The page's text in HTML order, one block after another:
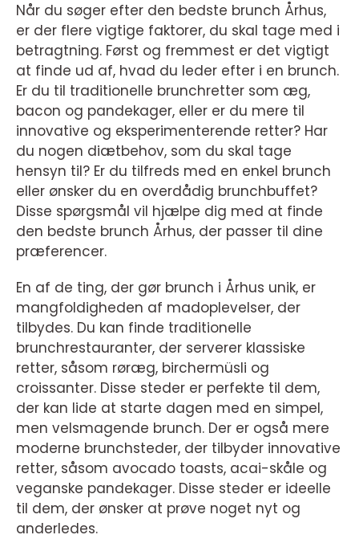
Når du søger efter den bedste brunch Århus,
er der flere vigtige faktorer, du skal tage med i
betragtning. Først og fremmest er det vigtigt
at finde ud af, hvad du leder efter i en brunch.
Er du til traditionelle brunchretter som æg,
bacon og pandekager, eller er du mere til
innovative og eksperimenterende retter? Har
du nogen diætbehov, som du skal tage
hensyn til? Er du tilfreds med en enkel brunch
eller ønsker du en overdådig brunchbuffet?
Disse spørgsmål vil hjælpe dig med at finde
den bedste brunch Århus, der passer til dine
præferencer.
En af de ting, der gør brunch i Århus unik, er
mangfoldigheden af madoplevelser, der
tilbydes. Du kan finde traditionelle
brunchrestauranter, der serverer klassiske
retter, såsom røræg, birchermüsli og
croissanter. Disse steder er perfekte til dem,
der kan lide at starte dagen med en simpel,
men velsmagende brunch. Der er også mere
moderne brunchsteder, der tilbyder innovative
retter, såsom avocado toasts, acai-skåle og
veganske pandekager. Disse steder er ideelle
til dem, der ønsker at prøve noget nyt og
anderledes.